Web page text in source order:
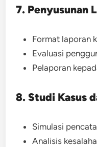
7. Penyusunan
Format laporan
Evaluasi
Pelaporan
8. Studi Kasus
Simulasi
Analisis